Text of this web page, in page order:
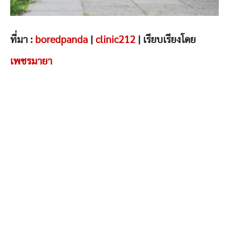
ที่มา : boredpanda clinic212 | เรียบเรียงโดย
เพชรมายา